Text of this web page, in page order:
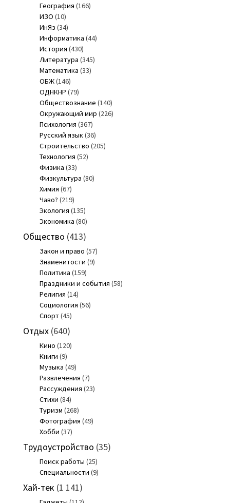
География (166)
ИЗО (10)
ИнЯз (34)
Информатика (44)
История (430)
Литература (345)
Математика (33)
ОБЖ(146)
ОДНКНР (79)
Обществознание (140)
Окружающий мир (226)
Психология (367)
Русский язык(36)
Строительство (205)
Технология (52)
Физика (33)
Физкультура (80)
Химия (67)
Чаво? (219)
Экология (135)
Экономика (80)
Общество (413)
Закон и право (57)
Знаменитости (9)
Политика (159)
Праздники и события (58)
Религия (14)
Социология (56)
Спорт(45)
Отдых(640)
Кино (120)
Книги (9)
Музыка (49)
Развлечения (7)
Рассуждения (23)
Стихи (84)
Туризм (268)
Фотография (49)
Хобби (37)
Трудоустройство (35)
Поиск работы (25)
Специальности (9)
Хай-тек (1 141)